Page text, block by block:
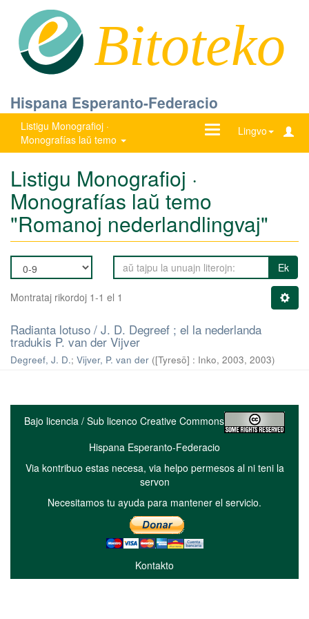
Bitoteko
Hispana Esperanto-Federacio
Listigu Monografioj ·
Monografías laŭ temo
Lingvo
Ŝanĝu
Listigu Monografioj ·
Monografías laŭ temo
"Romanoj nederlandlingvaj"
Ek
Montrataj rikordoj 1-1 el 1
Radianta lotuso / J. D. Degreef ; el la nederlanda
tradukis P. van der Vijver
Degreef, J. D.; Vijver, P. van der ([Tyresö] : Inko, 2003, 2003)
Bajo licencia / Sub licenco Creative Commons
Hispana Esperanto-Federacio
Via kontribuo estas necesa, via helpo permesos al ni teni la
servon
Necesitamos tu ayuda para mantener el servicio.
Kontakto